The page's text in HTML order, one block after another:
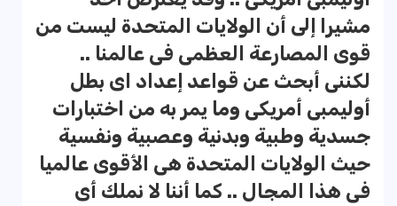
مشيرا إلى أن الولايات المتحدة ليست من
قوى المصارعة العظمى فى عالمنا ..
لكننى أبحث عن قواعد إعداد اى بطل
أوليمبى أمريكى وما يمر به من اختبارات
جسدية وطبية وبدنية وعصبية ونفسية
حيث الولايات المتحدة هى الأقوى عالميا
فى هذا المجال .. كما أننا لا نملك أى